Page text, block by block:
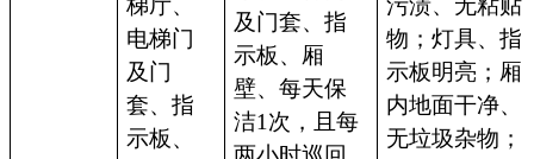
梯厅、
电梯门
及门
套、指
示板、
及门套、指
示板、厢
壁、每天保
洁1次，且每
污渍、无粘贴
物；灯具、指
示板明亮；厢
内地面干净、
无垃圾杂物；